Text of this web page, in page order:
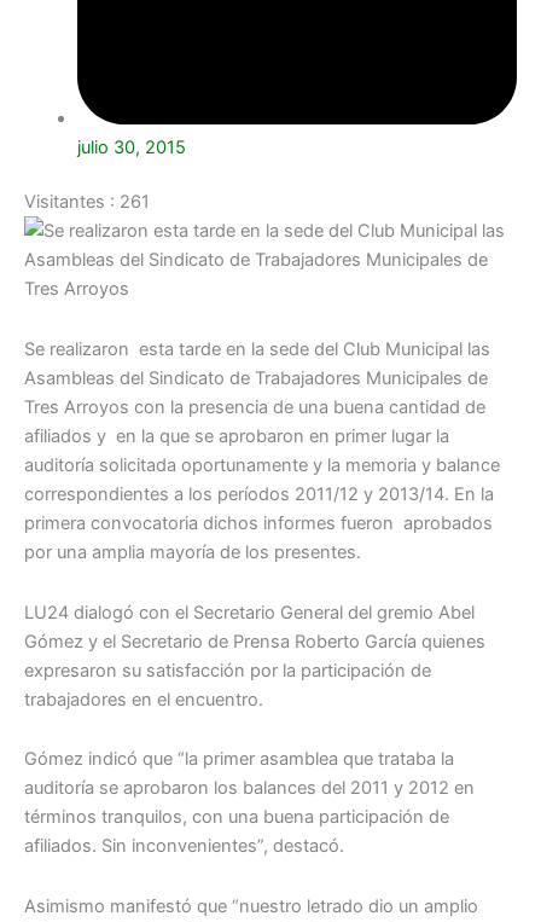
julio 30, 2015
Visitantes : 261
Se realizaron esta tarde en la sede del Club Municipal las
Asambleas del Sindicato de Trabajadores Municipales de
Tres Arroyos con la presencia de una buena cantidad de
afiliados y en la que se aprobaron en primer lugar la
auditoría solicitada oportunamente y la memoria y balance
correspondientes a los períodos 2011/12 y 2013/14. En la
primera convocatoria dichos informes fueron aprobados
por una amplia mayoría de los presentes.
LU24 dialogó con el Secretario General del gremio Abel
Gómez y el Secretario de Prensa Roberto García quienes
expresaron su satisfacción por la participación de
trabajadores en el encuentro.
Gómez indicó que “la primer asamblea que trataba la
auditoría se aprobaron los balances del 2011 y 2012 en
términos tranquilos, con una buena participación de
afiliados. Sin inconvenientes”, destacó.
Asimismo manifestó que “nuestro letrado dio un amplio